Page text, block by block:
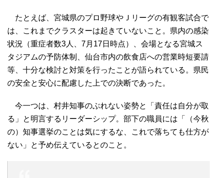
たとえば、宮城県のプロ野球やＪリーグの有観客試合で
は、これまでクラスターは起きていないこと。県内の感染
状況（重症者数3人、7月17日時点）、会場となる宮城ス
タジアムの予防体制、仙台市内の飲食店への営業時短要請
等、十分な検討と対策を行ったことが語られている。県民
の安全と安心に配慮した上での決断であった。
今一つは、村井知事のぶれない姿勢と「責任は自分が取
る」と明言するリーダーシップ。部下の職員には「（今秋
の）知事選挙のことは気にするな、これで落ちても仕方が
ない」と予め伝えているとのこと。